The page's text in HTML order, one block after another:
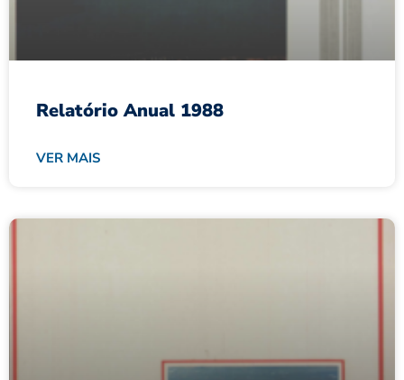
Relatório Anual 1988
VER MAIS